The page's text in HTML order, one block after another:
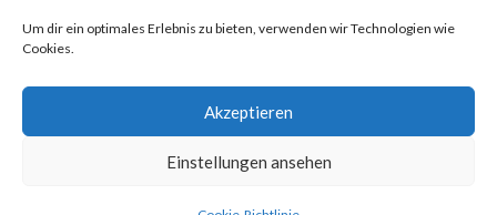
Um dir ein optimales Erlebnis zu bieten, verwenden wir Technologien wie
Cookies.
Akzeptieren
Einstellungen ansehen
Philippa Perry: Das Buch, von dem du dir wünschst, deine
Elena Ferrante: An den Rändern - Schreiblust Leselust
Elena Ferrante: Die Geschichte des verlorenen Kindes